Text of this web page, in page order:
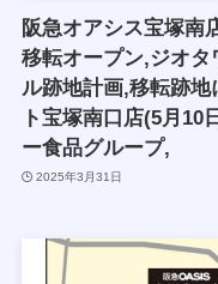
阪急オアシス宝塚南
移転オープン,ジオ
ル跡地計画,移転跡
ト宝塚南口店(5月10
ー食品グループ,
2025年3月31日